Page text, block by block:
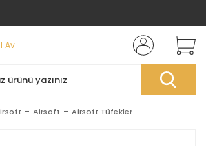
Airsoft Airsoft Tüfekler